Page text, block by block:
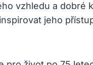
vzhledu a dobré
jeho